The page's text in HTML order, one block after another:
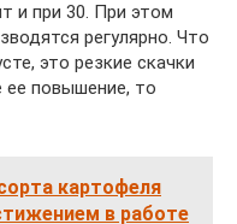
и при 30. При этом
регулярно. Что
это резкие скачки
ее повышение, то
картофеля
в работе